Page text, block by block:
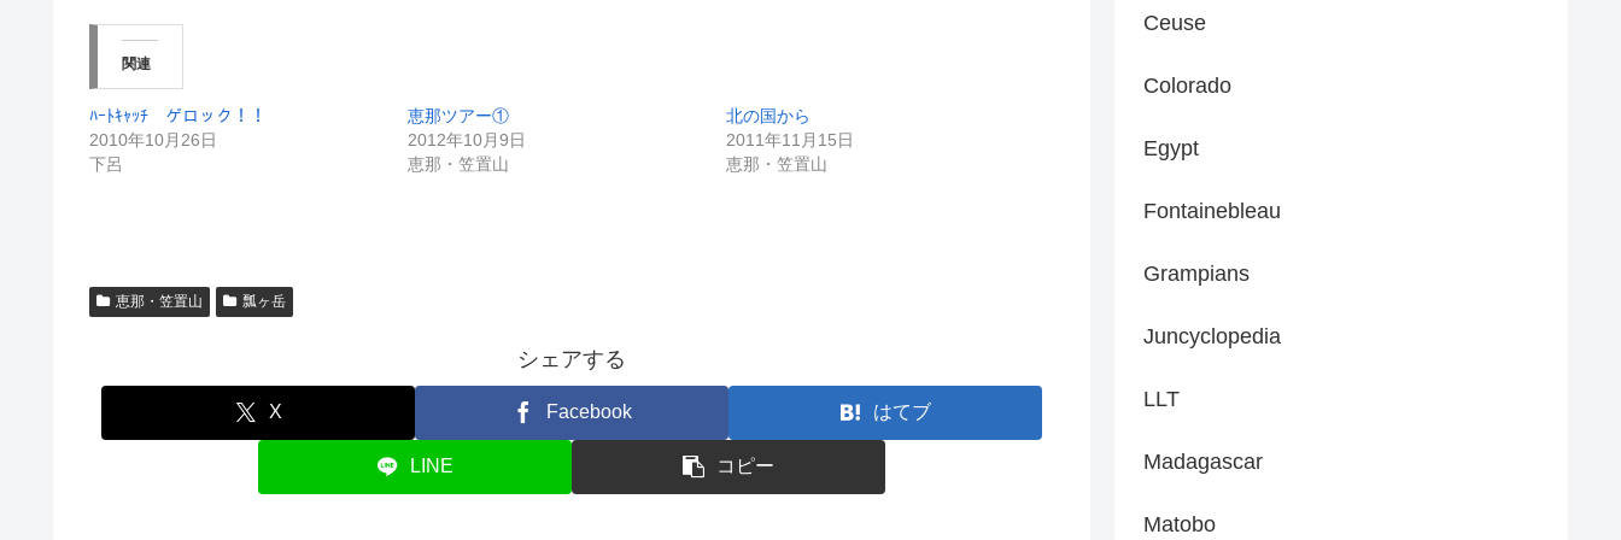
関連
ﾊｰﾄｷｬｯﾁ ゲロック！！
2010年10月26日
下呂
恵那ツアー①
2012年10月9日
恵那・笠置山
北の国から
2011年11月15日
恵那・笠置山
恵那・笠置山 瓢ヶ岳
シェアする
X Facebook はてブ
LINE コピー
Ceuse
Colorado
Egypt
Fontainebleau
Grampians
Juncyclopedia
LLT
Madagascar
Matobo